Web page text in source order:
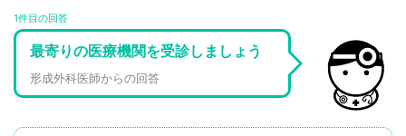
1件目の回答
最寄りの医療機関を受診しましょう
形成外科医師からの回答